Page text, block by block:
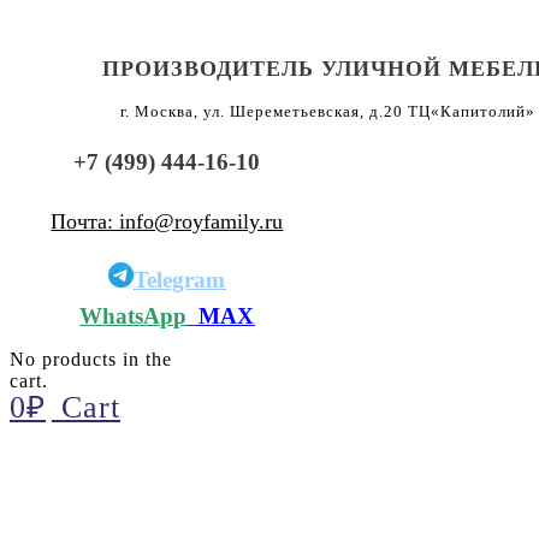
ПРОИЗВОДИТЕЛЬ УЛИЧНОЙ
г. Москва, ул. Шереметьевская, д.20 ТЦ«Капитолий»
+7 (499) 444-16-10
Почта: info@royfamily.ru
Telegram
WhatsApp MAX
No products in the
cart.
0₽ Cart